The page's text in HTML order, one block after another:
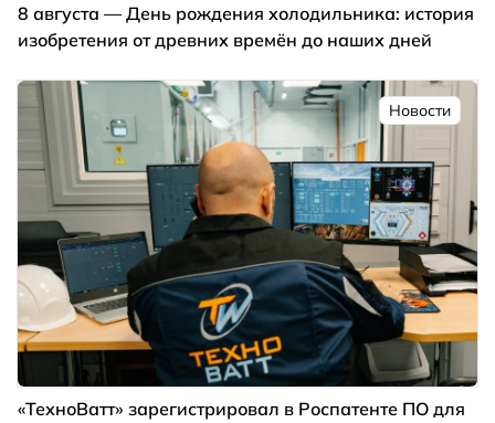
8 августа — День рождения холодильника: история
изобретения от древних времён до наших дней
Новости
«ТехноВатт» зарегистрировал в Роспатенте ПО для